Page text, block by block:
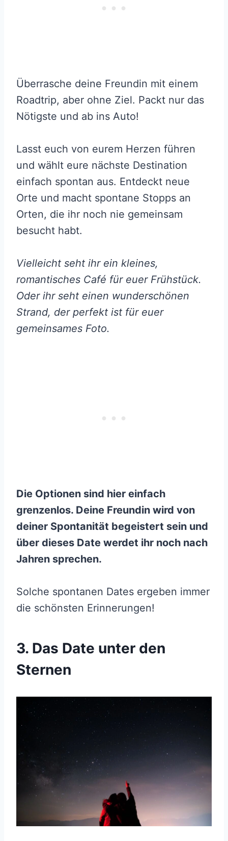
Überrasche deine Freundin mit einem
Roadtrip, aber ohne Ziel. Packt nur das
Nötigste und ab ins Auto!
Lasst euch von eurem Herzen führen
und wählt eure nächste Destination
einfach spontan aus. Entdeckt neue
Orte und macht spontane Stopps an
Orten, die ihr noch nie gemeinsam
besucht habt.
Vielleicht seht ihr ein kleines,
romantisches Café für euer Frühstück.
Oder ihr seht einen wunderschönen
Strand, der perfekt ist für euer
gemeinsames Foto.
Die Optionen sind hier einfach
grenzenlos. Deine Freundin wird von
deiner Spontanität begeistert sein und
über dieses Date werdet ihr noch nach
Jahren sprechen.
Solche spontanen Dates ergeben immer
die schönsten Erinnerungen!
3. Das Date unter den
Sternen